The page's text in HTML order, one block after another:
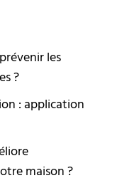
les
?
: application
maison ?